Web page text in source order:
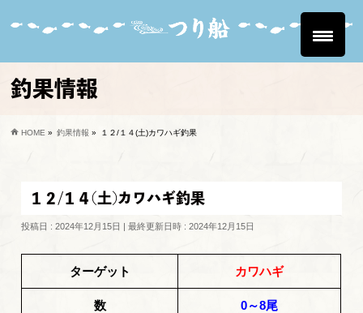
釣果情報
HOME » 釣果情報 » １２/１４(土)カワハギ釣果
１２/１４(土)カワハギ釣果
投稿日 : 2024年12月15日 最終更新日時 : 2024年12月15日
ターゲット カワハギ
数 0～8尾